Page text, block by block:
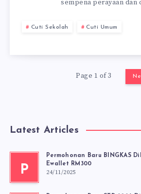
sempena perayaan dan
Cuti Sekolah Cuti Umum
Page 1 of 3
Latest Articles
P
Permohonan Baru BINGKAS
Ewallet RM300
24/11/2025